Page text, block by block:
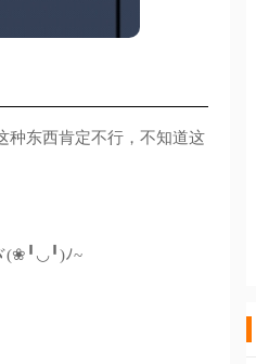
种东西肯定不行，不知道这
(❀╹◡╹)ﾉ~